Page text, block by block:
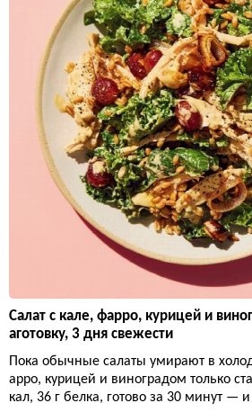
Салат с кале, фарро, курицей и
аготовку, 3 дня свежести
Пока обычные салаты умирают в
арро, курицей и виноградом только
кал, 36 г белка, готово за 30 минут —